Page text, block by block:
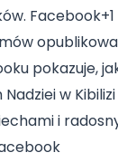
Facebook+1
pokazuje,
w
i